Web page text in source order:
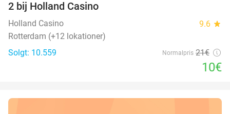
2 bij Holland Casino
Holland Casino 9.6 star
Rotterdam (+12 lokationer)
Solgt: 10.559
Normalpris 21€
10€